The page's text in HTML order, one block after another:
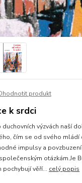
produkt
k srdci
výzvách naší
čím se od svého mládí
impulsy a
otázkám.Je
pochybují věří... celý popis